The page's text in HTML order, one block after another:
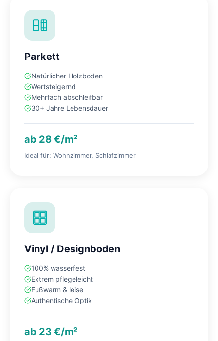
Parkett
Natürlicher Holzboden
Wertsteigernd
Mehrfach abschleifbar
30+ Jahre Lebensdauer
ab 28 €/m²
Ideal für: Wohnzimmer, Schlafzimmer
Vinyl / Designboden
100% wasserfest
Extrem pflegeleicht
Fußwarm & leise
Authentische Optik
ab 23 €/m²